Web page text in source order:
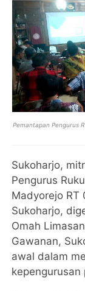
Pemantapan Pengurus
Sukoharjo,
Pengurus
Madyorejo RT
Sukoharjo,
Omah
Gawanan,
awal dalam
kepengurusan